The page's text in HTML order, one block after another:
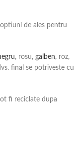
de ales pentru
, rosu, galben, roz,
final se potriveste cu
fi reciclate dupa